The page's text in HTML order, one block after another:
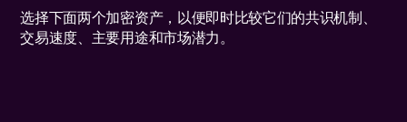
选择下面两个加密资产，以便即时比较它们的共识机制、
交易速度、主要用途和市场潜力。